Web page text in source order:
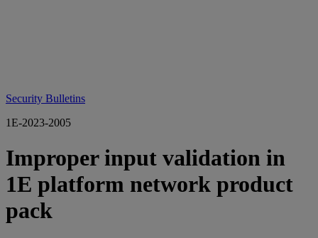
Security Bulletins
1E-2023-2005
Improper input validation in
1E platform network product
pack